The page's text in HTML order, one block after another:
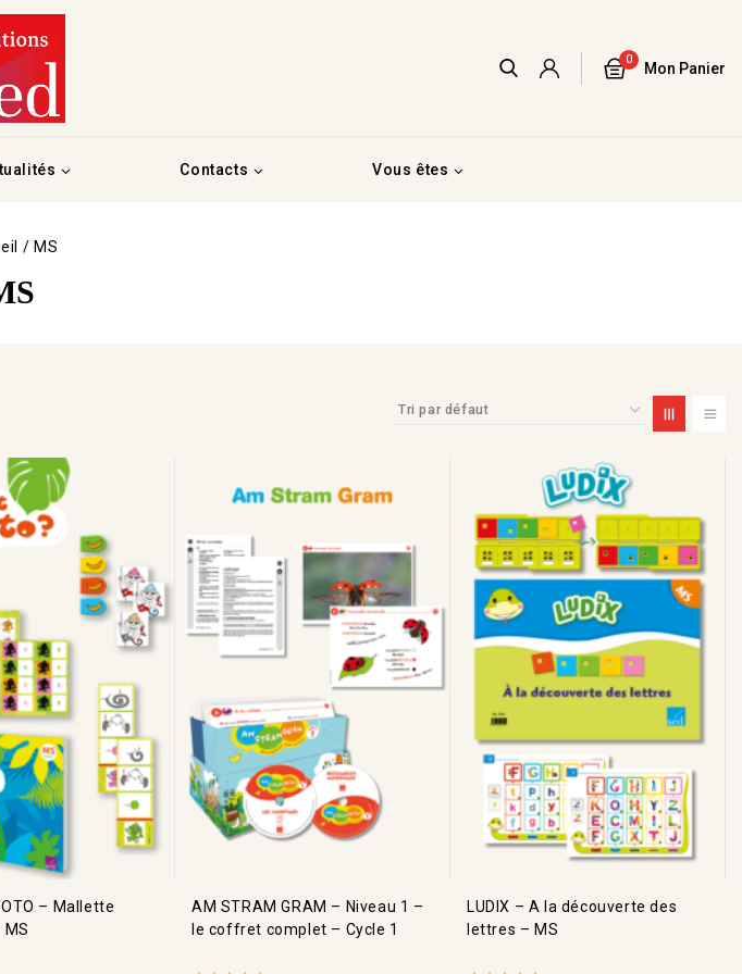
0
Mon Panier
Contacts Vous êtes
/ MS
– Mallette
AM STRAM GRAM – Niveau 1 –
le coffret complet – Cycle 1
LUDIX – A la découverte des
lettres – MS